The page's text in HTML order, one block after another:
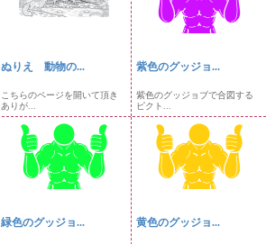
ぬりえ 動物の...
こちらのページを開いて頂き
ありが...
紫色のグッジョ...
紫色のグッジョブで合図する
ピクト...
緑色のグッジョ... 黄色のグッジョ...